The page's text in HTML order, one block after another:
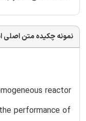
نمونه چکیده متن اصلی
reactor
performance of